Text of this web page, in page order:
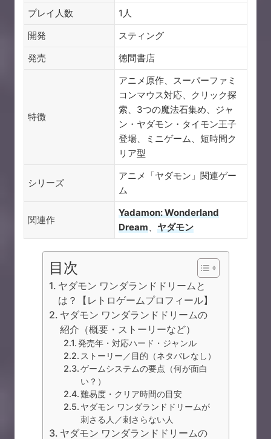
プレイ人数
1人
開発
スティング
発売
徳間書店
特徴
アニメ原作、スーパーファミ
コンマウス対応、クリック探
索、3つの魔法石集め、ジャ
ン・ヤダモン・タイモン王子
登場、ミニゲーム、短時間ク
リア型
シリーズ
アニメ「ヤダモン」関連ゲー
ム
関連作
Yadamon: Wonderland
Dream、 ヤダモン
目次
ヤダモン ワンダランドドリームと
は？【レトロゲームプロフィール】
ヤダモン ワンダランドドリームの
紹介（概要・ストーリーなど）
発売年・対応ハード・ジャンル
ストーリー／目的（ネタバレなし）
ゲームシステムの要点（何が面白
い？）
難易度・クリア時間の目安
ヤダモン ワンダランドドリームが
刺さる人／刺さらない人
ヤダモン ワンダランドドリームの